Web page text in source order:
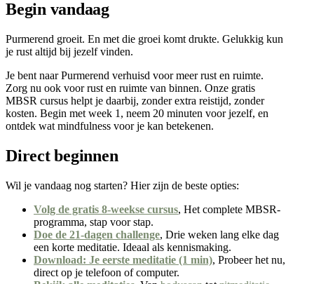
Begin vandaag
Purmerend groeit. En met die groei komt drukte. Gelukkig kun
je rust altijd bij jezelf vinden.
Je bent naar Purmerend verhuisd voor meer rust en ruimte.
Zorg nu ook voor rust en ruimte van binnen. Onze gratis
MBSR cursus helpt je daarbij, zonder extra reistijd, zonder
kosten. Begin met week 1, neem 20 minuten voor jezelf, en
ontdek wat mindfulness voor je kan betekenen.
Direct beginnen
Wil je vandaag nog starten? Hier zijn de beste opties:
Volg de gratis 8-weekse cursus, Het complete MBSR-
programma, stap voor stap.
Doe de 21-dagen challenge, Drie weken lang elke dag
een korte meditatie. Ideaal als kennismaking.
Download: Je eerste meditatie (1 min), Probeer het nu,
direct op je telefoon of computer.